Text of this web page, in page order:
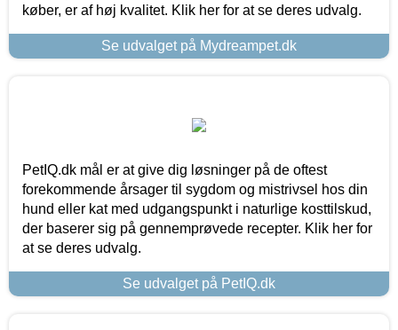
køber, er af høj kvalitet. Klik her for at se deres udvalg.
Se udvalget på Mydreampet.dk
PetIQ.dk mål er at give dig løsninger på de oftest
forekommende årsager til sygdom og mistrivsel hos din
hund eller kat med udgangspunkt i naturlige kosttilskud,
der baserer sig på gennemprøvede recepter. Klik her for
at se deres udvalg.
Se udvalget på PetIQ.dk